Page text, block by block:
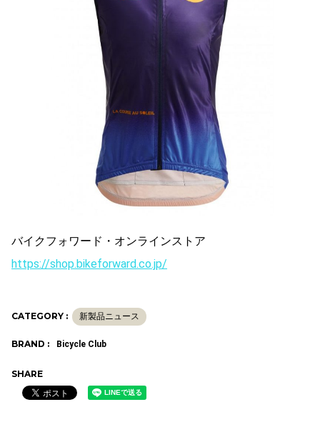
バイクフォワード・オンラインストア
https://shop.bikeforward.co.jp/
CATEGORY : 新製品ニュース
BRAND : Bicycle Club
SHARE